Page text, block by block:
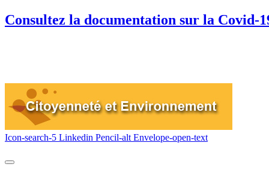
Consultez la documentation sur la Covid-
Icon-search-5 Linkedin Pencil-alt Envelope-open-text